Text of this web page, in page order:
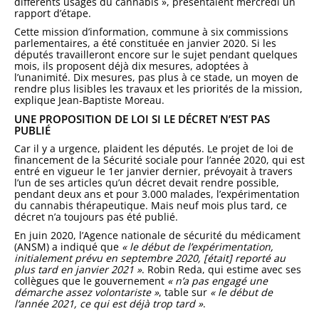
rapport d’étape.
Cette mission d’information, commune à six commissions
parlementaires, a été constituée en janvier 2020. Si les
députés travailleront encore sur le sujet pendant quelques
mois, ils proposent déjà dix mesures, adoptées à
l’unanimité. Dix mesures, pas plus à ce stade, un moyen de
rendre plus lisibles les travaux et les priorités de la mission,
explique Jean-Baptiste Moreau.
UNE PROPOSITION DE LOI SI LE DÉCRET N’EST PAS
PUBLIÉ
Car il y a urgence, plaident les députés. Le projet de loi de
financement de la Sécurité sociale pour l’année 2020, qui est
entré en vigueur le 1er janvier dernier, prévoyait à travers
l’un de ses articles qu’un décret devait rendre possible,
pendant deux ans et pour 3.000 malades, l’expérimentation
du cannabis thérapeutique. Mais neuf mois plus tard, ce
décret n’a toujours pas été publié.
En juin 2020, l’Agence nationale de sécurité du médicament
(ANSM) a indiqué que « le début de l’expérimentation,
initialement prévu en septembre 2020, [était] reporté au
plus tard en janvier 2021 ». Robin Reda, qui estime avec ses
collègues que le gouvernement « n’a pas engagé une
démarche assez volontariste », table sur « le début de
l’année 2021, ce qui est déjà trop tard ».